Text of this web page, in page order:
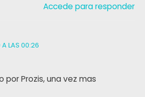
Accede para responder
LAS 00:26
por Prozis, una vez mas